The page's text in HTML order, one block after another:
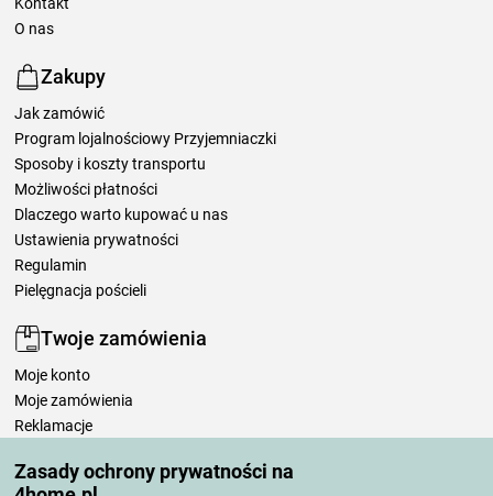
Zasady ochrony prywatności na
O nas
Zakupy
Jak zamówić
Program lojalnościowy Przyjemniaczki
Sposoby i koszty transportu
Możliwości płatności
Dlaczego warto kupować u nas
Ustawienia prywatności
Regulamin
Pielęgnacja pościeli
Twoje zamówienia
Moje konto
Moje zamówienia
Reklamacje
Zasady przetwarzania recenzji